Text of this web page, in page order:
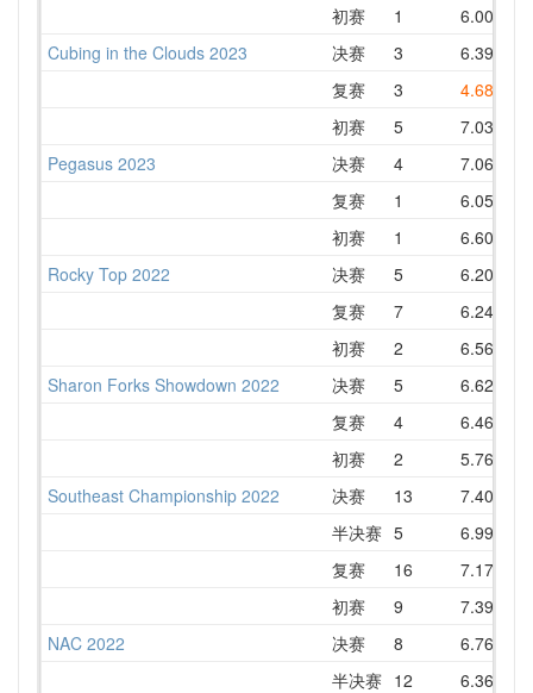
初赛
1 6.00
Cubing in the Clouds 2023
决赛 3 6.39
复赛
3 4.68
初赛
5 7.03
Pegasus 2023
决赛 4 7.06
复赛
1 6.05
初赛
1 6.60
Rocky Top 2022
决赛 5 6.20
复赛
7 6.24
初赛
2 6.56
Sharon Forks Showdown 2022
决赛 5 6.62
复赛
4 6.46
初赛
2 5.76
Southeast Championship 2022
决赛 13 7.40
半决赛 5 6.99
复赛
16 7.17
初赛
9 7.39
NAC 2022
决赛 8 6.76
半决赛 12 6.36